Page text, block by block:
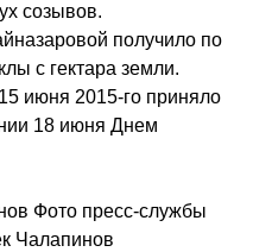
созывов.
получило по
с гектара земли.
июня 2015-го приняло
18 июня Днем
Фото пресс-службы
Чалапинов